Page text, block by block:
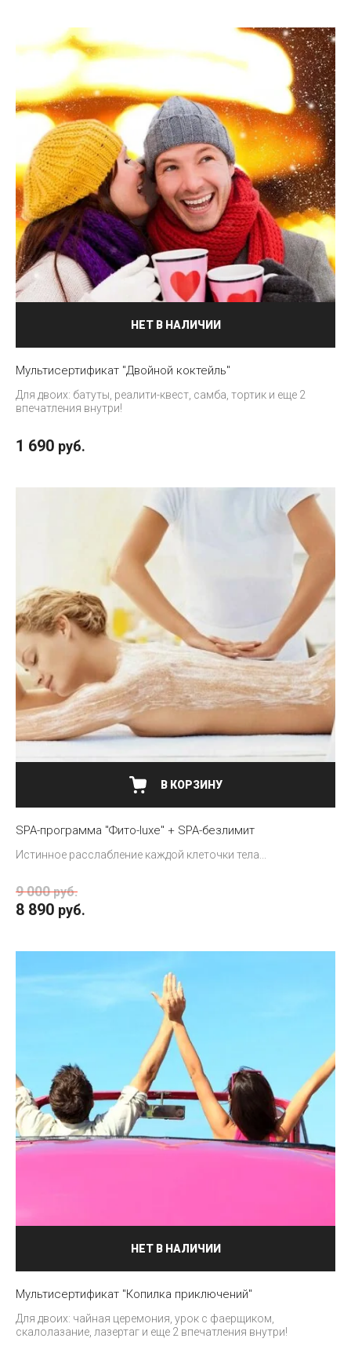
НЕТ В НАЛИЧИИ
Мультисертификат "Двойной коктейль"
Для двоих: батуты, реалити-квест, самба, тортик и еще 2
впечатления внутри!
1 690 руб.
В КОРЗИНУ
SPA-программа "Фито-luxe" + SPA-безлимит
Истинное расслабление каждой клеточки тела...
9 000 руб.
8 890 руб.
НЕТ В НАЛИЧИИ
Мультисертификат "Копилка приключений"
Для двоих: чайная церемония, урок с фаерщиком,
скалолазание, лазертаг и еще 2 впечатления внутри!